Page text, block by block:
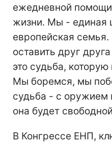
ежедневной
жизни. Мы - единая
европейская
оставить друг
это судьба,
Мы боремся, мы
судьба - с оружием
она будет
В Конгрессе ЕНП,